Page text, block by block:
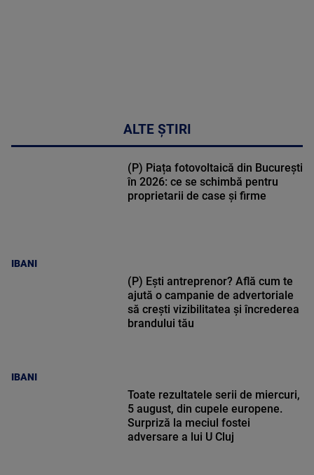
ALTE ȘTIRI
IBANI
(P) Piața fotovoltaică din București
în 2026: ce se schimbă pentru
proprietarii de case și firme
IBANI
(P) Ești antreprenor? Află cum te
ajută o campanie de advertoriale
să crești vizibilitatea și încrederea
brandului tău
Toate rezultatele serii de miercuri,
5 august, din cupele europene.
Surpriză la meciul fostei
adversare a lui U Cluj